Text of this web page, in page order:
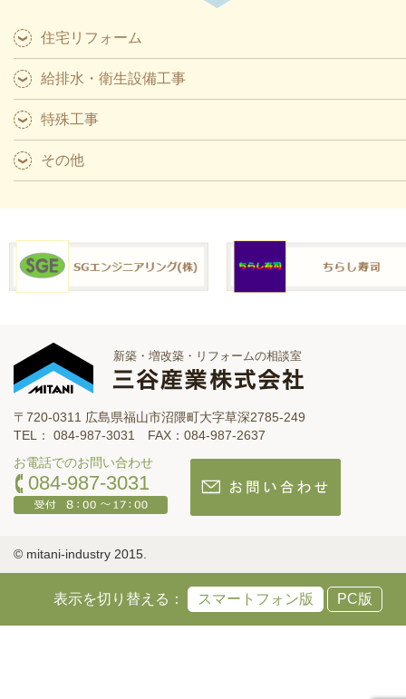
住宅リフォーム
給排水・衛生設備工事
特殊工事
その他
新築・増改築・リフォームの相談室
〒720-0311 広島県福山市沼隈町大字草深2785-249
TEL： 084-987-3031 FAX：084-987-2637
お電話でのお問い合わせ
084-987-3031
© mitani-industry 2015.
表示を切り替える： スマートフォン版 PC版